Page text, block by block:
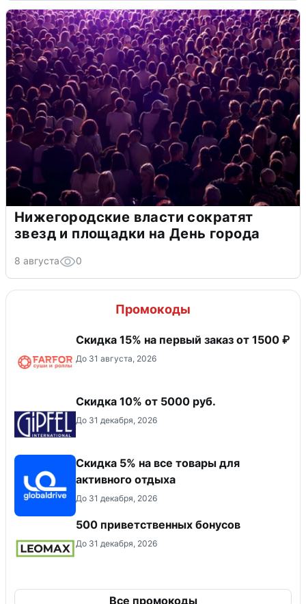
Нижегородские власти сократят
звезд и площадки на День города
8 августа 0
Промокоды
Скидка 15% на первый заказ от 1500 ₽
До 31 августа, 2026
Скидка 10% от 5000 руб.
До 31 декабря, 2026
Скидка 5% на все товары для
активного отдыха
До 31 декабря, 2026
500 приветственных бонусов
До 31 декабря, 2026
Все промокоды